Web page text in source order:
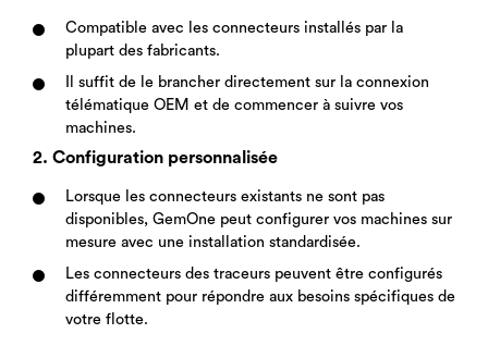
Compatible avec les connecteurs installés par la
plupart des fabricants.
Il suffit de le brancher directement sur la connexion
télématique OEM et de commencer à suivre vos
machines.
2. Configuration personnalisée
Lorsque les connecteurs existants ne sont pas
disponibles, GemOne peut configurer vos machines sur
mesure avec une installation standardisée.
Les connecteurs des traceurs peuvent être configurés
différemment pour répondre aux besoins spécifiques de
votre flotte.